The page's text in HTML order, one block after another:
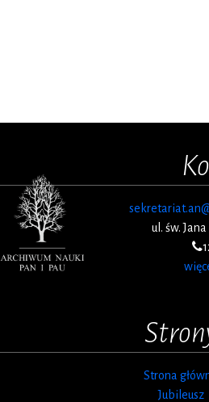
ul. św.
Strona
Jubileusz